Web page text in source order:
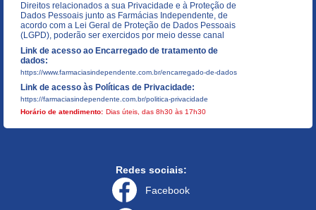
Direitos relacionados a sua Privacidade e à Proteção de
Dados Pessoais junto as Farmácias Independente, de
acordo com a Lei Geral de Proteção de Dados Pessoais
(LGPD), poderão ser exercidos por meio desse canal
Link de acesso ao Encarregado de tratamento de
dados:
https://www.farmaciasindependente.com.br/encarregado-de-dados
Link de acesso às Políticas de Privacidade:
https://farmaciasindependente.com.br/politica-privacidade
Horário de atendimento: Dias úteis, das 8h30 às 17h30
Redes sociais:
Facebook